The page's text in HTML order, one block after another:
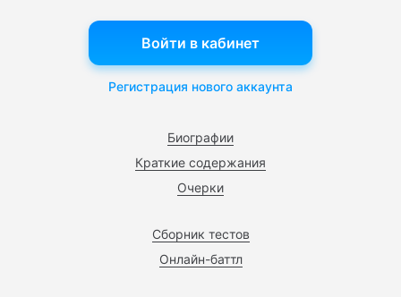
Биографии
Краткие содержания
Очерки
Сборник тестов
Онлайн-баттл
Войти в кабинет
Регистрация нового аккаунта